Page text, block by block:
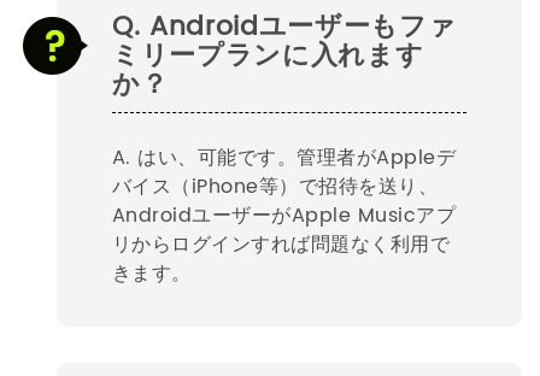
Q. Androidユーザーもファ
ミリープランに入れます
か？
A. はい、可能です。管理者がAppleデ
バイス（iPhone等）で招待を送り、
AndroidユーザーがApple Musicアプ
リからログインすれば問題なく利用で
きます。